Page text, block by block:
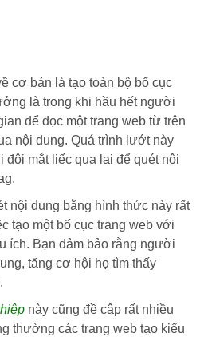
cơ bản là tạo toàn bộ bố cục
là trong khi hầu hết người
để đọc một trang web từ trên
nội dung. Quá trình lướt này
mắt liếc qua lại để quét nội
nội dung bằng hình thức này rất
tạo một bố cục trang web với
ích. Bạn đảm bảo rằng người
tăng cơ hội họ tìm thấy
này cũng đề cập rất nhiều
thường các trang web tạo kiểu